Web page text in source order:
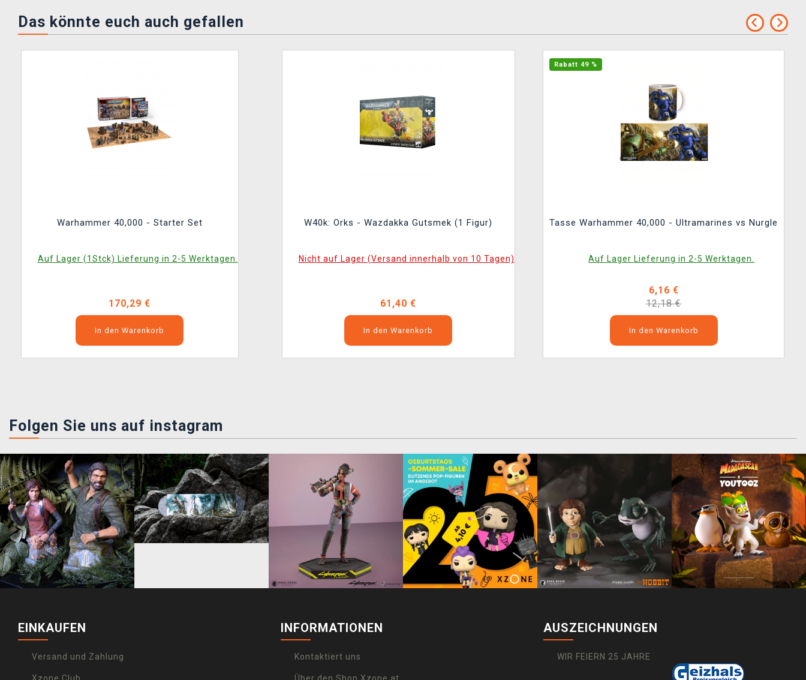
Das könnte euch auch gefallen
Warhammer 40,000 - Starter Set
Auf Lager (1Stck) Lieferung in 2-5 Werktagen.
170,29 €
In den Warenkorb
W40k: Orks - Wazdakka Gutsmek (1 Figur)
Nicht auf Lager (Versand innerhalb von 10 Tagen)
61,40 €
In den Warenkorb
Rabatt 49 %
Tasse Warhammer 40,000 - Ultramarines vs Nurgle
Auf Lager Lieferung in 2-5 Werktagen.
6,16 €
12,18 €
In den Warenkorb
Folgen Sie uns auf instagram
EINKAUFEN
Versand und Zahlung
Xzone Club
INFORMATIONEN
Kontaktiert uns
Über den Shop Xzone.at
AUSZEICHNUNGEN
WIR FEIERN 25 JAHRE